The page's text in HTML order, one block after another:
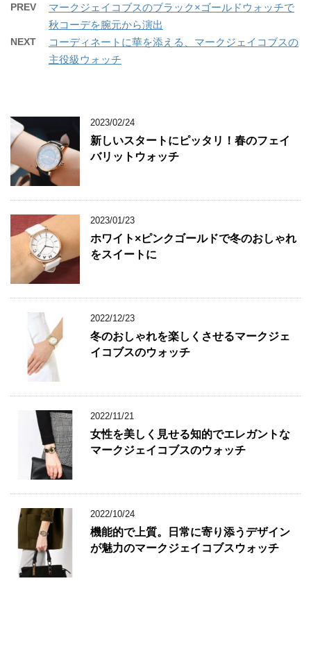
PREV
マークジェイコブスのブラック×ゴールドウォッチで
秋コーデを腕元から演出
NEXT
コーディネートに華を添える、マークジェイコブスの
主役級ウォッチ
2023/02/24
新しいスタートにピッタリ！春のフェイ
バリットウォッチ
2023/01/23
ホワイト×ピンクゴールドで冬のおしゃれ
をスイートに
2022/12/23
冬のおしゃれを楽しくさせるマークジェ
イコブスのウォッチ
2022/11/21
女性を美しく見せる知的でエレガントな
マークジェイコブスのウォッチ
2022/10/24
機能的で上質。日常に寄り添うデザイン
が魅力のマークジェイコブスウォッチ